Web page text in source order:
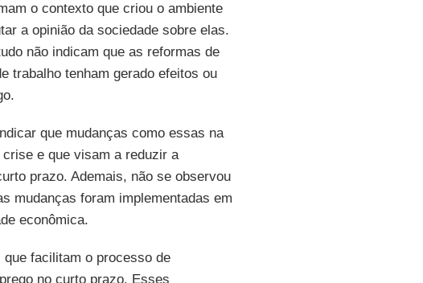
o contexto que criou o ambiente
a opinião da sociedade sobre elas.
não indicam que as reformas de
trabalho tenham gerado efeitos ou
que mudanças como essas na
e que visam a reduzir a
prazo. Ademais, não se observou
mudanças foram implementadas em
econômica.
que facilitam o processo de
no curto prazo. Esses